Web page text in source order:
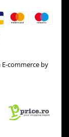
commerce by